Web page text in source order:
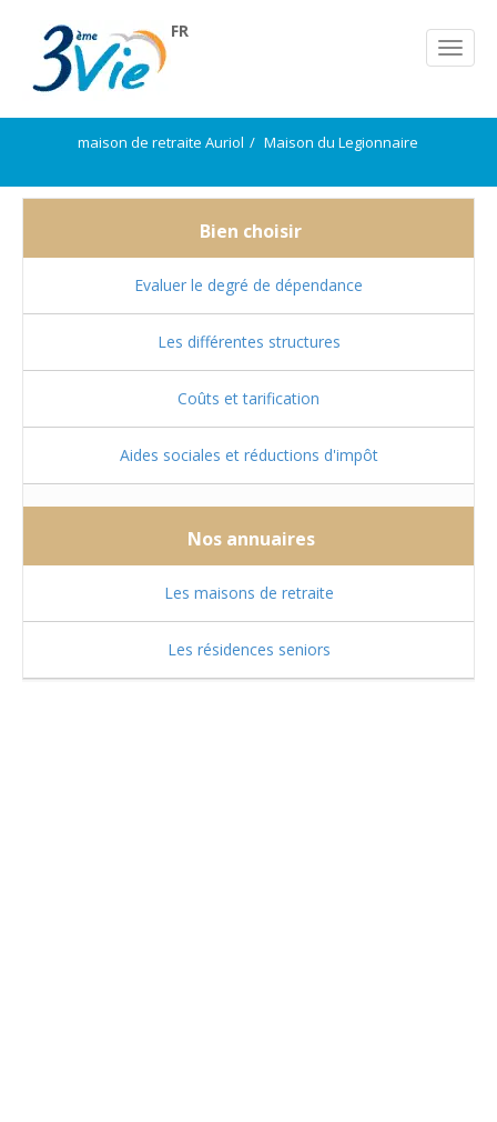
FR
maison de retraite Auriol Maison du Legionnaire
Bien choisir
Evaluer le degré de dépendance
Les différentes structures
Coûts et tarification
Aides sociales et réductions d'impôt
Nos annuaires
Les maisons de retraite
Les résidences seniors